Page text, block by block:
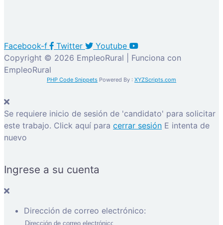
Facebook-f Twitter
Youtube
Copyright © 2026 EmpleoRural | Funciona con
EmpleoRural
PHP Code Snippets Powered By : XYZScripts.com
Se requiere inicio de sesión de 'candidato' para solicitar
este trabajo. Click aquí para cerrar sesión E intenta de
nuevo
Ingrese a su cuenta
Dirección de correo electrónico: